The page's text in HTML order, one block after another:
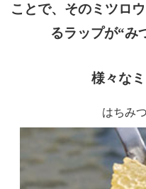
ことで、 そのミツロ
るラップが“み
様々な
はちみ